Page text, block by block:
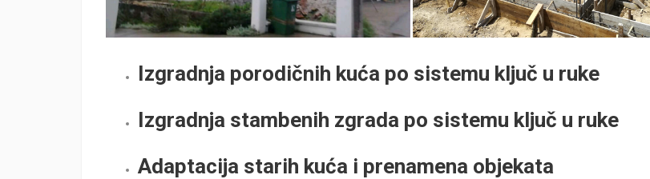
Izgradnja porodičnih kuća po sistemu ključ u ruke
Izgradnja stambenih zgrada po sistemu ključ u ruke
Adaptacija starih kuća i prenamena objekata